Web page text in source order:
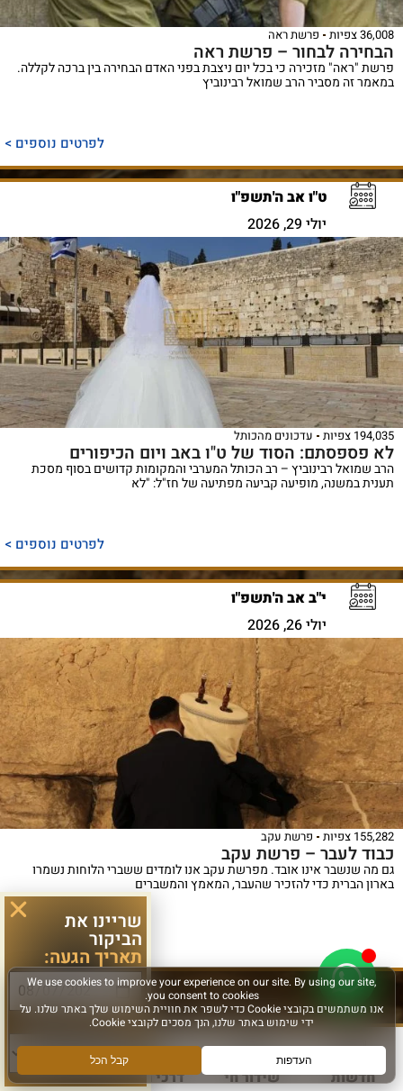
36,008 צפיות פרשת ראה
הבחירה לבחור – פרשת ראה
פרשת "ראה" מזכירה כי בכל יום ניצבת בפני האדם הבחירה בין ברכה לקללה.
במאמר זה מסביר הרב שמואל רבינוביץ
לפרטים נוספים >
ט"ו אב ה'תשפ"ו
יולי 29, 2026
194,035 צפיות עדכונים מהכותל
לא פספסתם: הסוד של ט"ו באב ויום הכיפורים
הרב שמואל רבינוביץ – רב הכותל המערבי והמקומות קדושים בסוף מסכת
תענית במשנה, מופיעה קביעה מפתיעה של חז"ל: "לא
לפרטים נוספים >
י"ב אב ה'תשפ"ו
יולי 26, 2026
155,282 צפיות פרשת עקב
כבוד לעבר – פרשת עקב
גם מה שנשבר אינו אובד. מפרשת עקב אנו לומדים ששברי הלוחות נשמרו
בארון הברית כדי להזכיר שהעבר, המאמץ והמשברים
לפרטים נוספים >
ללוח אירועים המלא >
המכנס,
לראשונה,
את
והמנהגים
וציורים
ספר
אלבומי
מפואר
המשחזר
את
חדשות שידור חי דרכי הגעה עוד
שריינו את
הביקור
תאריך הגעה:
סוג פעילות: